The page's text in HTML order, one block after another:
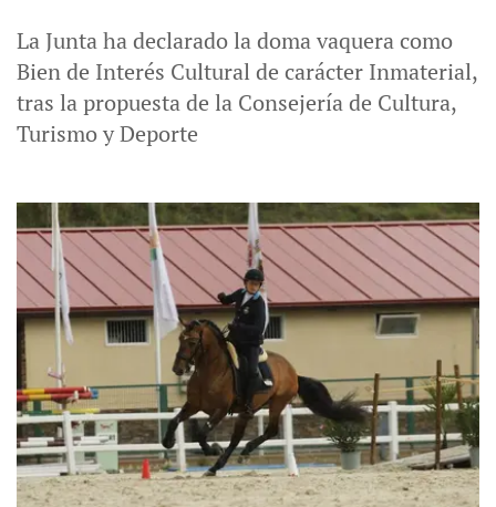
La Junta ha declarado la doma vaquera como
Bien de Interés Cultural de carácter Inmaterial,
tras la propuesta de la Consejería de Cultura,
Turismo y Deporte